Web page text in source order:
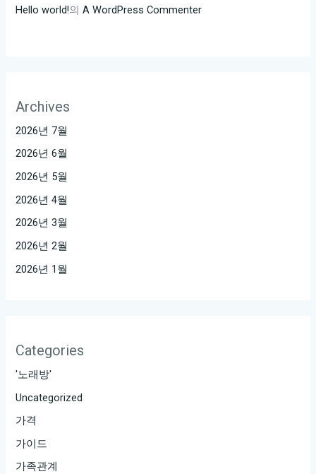
Hello world!의A WordPress Commenter
Archives
2026년 7월
2026년 6월
2026년 5월
2026년 4월
2026년 3월
2026년 2월
2026년 1월
Categories
'노래방'
Uncategorized
가격
가이드
가족관계